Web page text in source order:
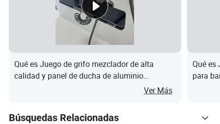
Q1. ¿es usted fabricante o empresa comercial?
R: Somos un fabricante y una empresa comercial,
tenemos nuestra propia fábrica y líneas de producción
para proporcionar productos competitivos con alta
calidad y buen precio.
ayudarle con la externalización de los bienes en particular.
Qué es Juego de grifo mezclador de alta
calidad y panel de ducha de aluminio
Ver Más
Qué es
para
Búsquedas Relacionadas